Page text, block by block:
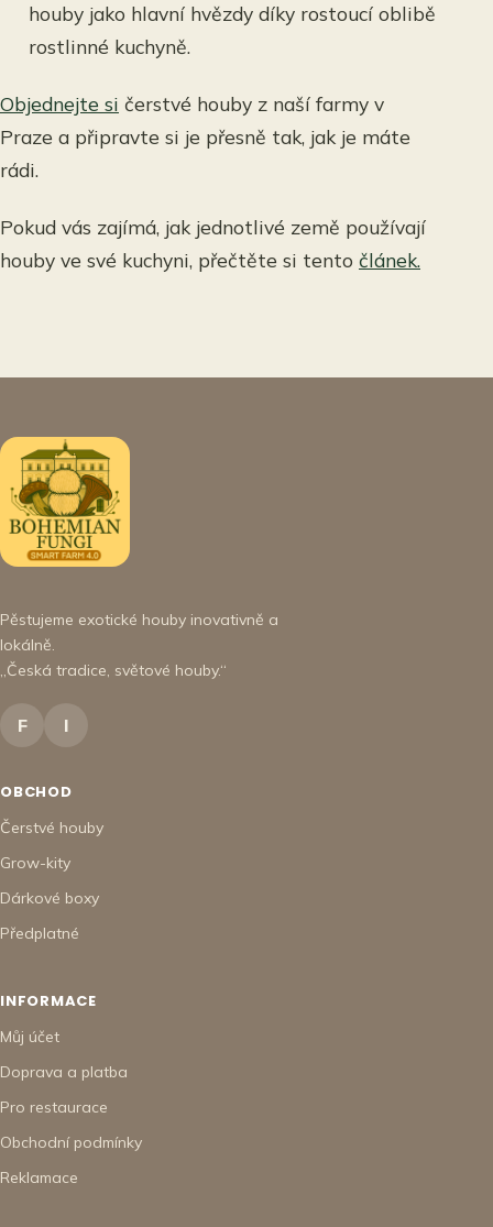
houby jako hlavní hvězdy díky rostoucí oblibě
rostlinné kuchyně.
Objednejte si čerstvé houby z naší farmy v
Praze a připravte si je přesně tak, jak je máte
rádi.
Pokud vás zajímá, jak jednotlivé země používají
houby ve své kuchyni, přečtěte si tento článek.
Pěstujeme exotické houby inovativně a
lokálně.
„Česká tradice, světové houby.“
F I
OBCHOD
Čerstvé houby
Grow-kity
Dárkové boxy
Předplatné
INFORMACE
Můj účet
Doprava a platba
Pro restaurace
Obchodní podmínky
Reklamace